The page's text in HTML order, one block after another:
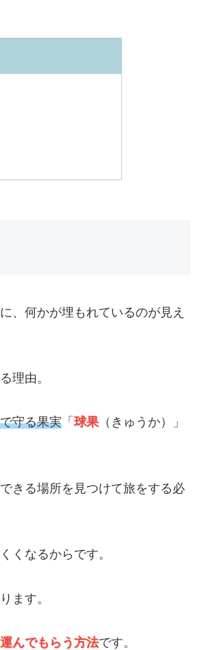
、何かが埋もれているのが見え
理由。
守る果実 「 球果（きゅうか）」
きる場所を見つけて旅をする必
くなるからです。
ます。
んでもらう方法です。